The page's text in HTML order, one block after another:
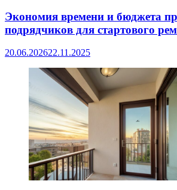
Экономия времени и бюджета
подрядчиков для стартового
20.06.202622.11.2025